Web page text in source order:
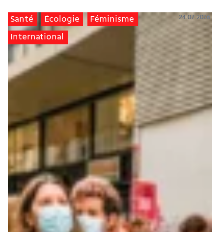
Santé Écologie Féminisme
International
24.07.2026